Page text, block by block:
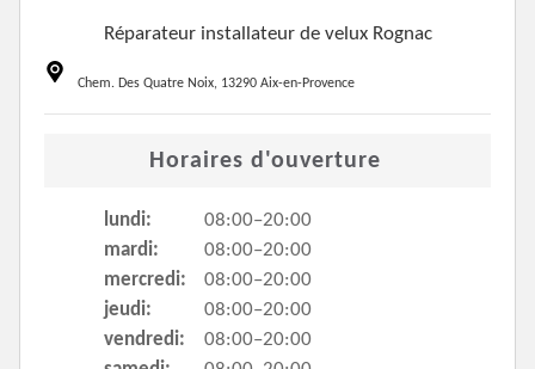
Réparateur installateur de velux Rognac
Chem. Des Quatre Noix, 13290 Aix-en-Provence
Horaires d'ouverture
lundi:
08:00–20:00
mardi:
08:00–20:00
mercredi:
08:00–20:00
jeudi:
08:00–20:00
vendredi:
08:00–20:00